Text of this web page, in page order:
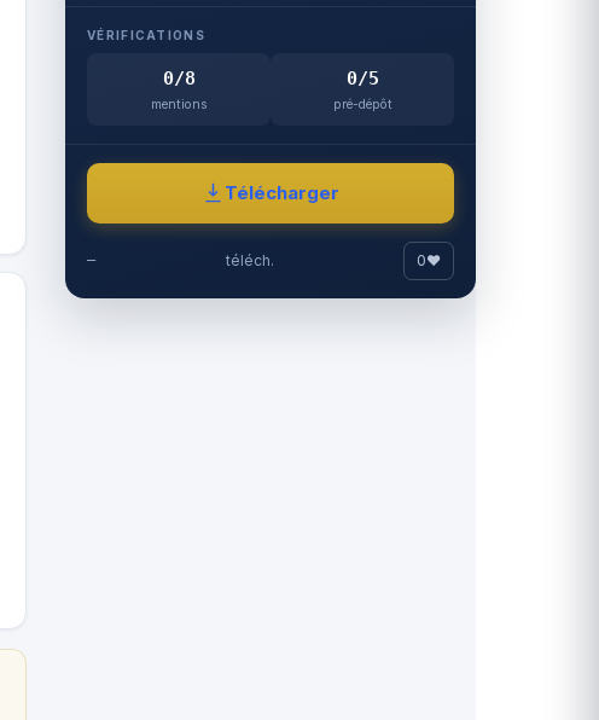
VÉRIFICATIONS
0/8
mentions
0/5
pré-dépôt
Télécharger
— téléch. 0♥